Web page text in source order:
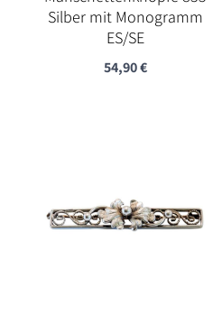
Silber mit Monogramm
ES/SE
54,90€